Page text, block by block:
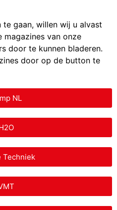
gaan, willen wij u alvast
van onze
door te kunnen bladeren.
door op de button te
NL
Techniek